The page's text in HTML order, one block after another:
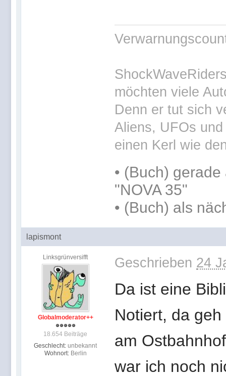
möchten viele
Denn er tut sich
Aliens, UFOs
einen Kerl wie
• (Buch) gerade
"NOVA 35"
• (Buch) als
lapismont
Linksgrünversifft
Globalmoderator++
18.654 Beiträge
Geschlecht: unbekannt
Wohnort: Berlin
Geschrieben 24
Da ist eine
Notiert, da
am
war ich noch